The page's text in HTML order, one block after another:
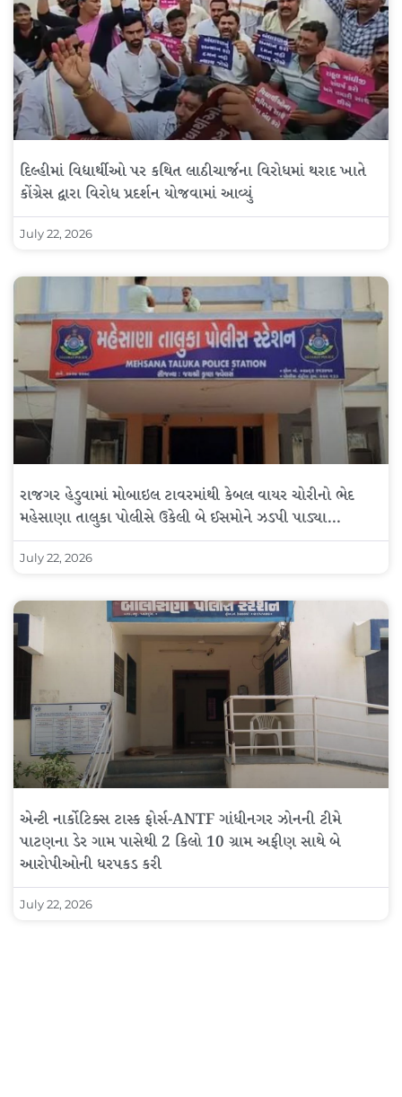
દિલ્હીમાં વિદ્યાર્થીઓ પર કથિત લાઠીચાર્જના વિરોધમાં થરાદ ખાતે
કોંગ્રેસ દ્વારા વિરોધ પ્રદર્શન યોજવામાં આવ્યું
July 22, 2026
રાજગર હેડુવામાં મોબાઇલ ટાવરમાંથી કેબલ વાયર ચોરીનો ભેદ
મહેસાણા તાલુકા પોલીસે ઉકેલી બે ઈસમોને ઝડપી પાડ્યા…
July 22, 2026
એન્ટી નાર્કોટિક્સ ટાસ્ક ફોર્સ-ANTF ગાંધીનગર ઝોનની ટીમે
પાટણના ડેર ગામ પાસેથી 2 કિલો 10 ગ્રામ અફીણ સાથે બે
આરોપીઓની ધરપકડ કરી
July 22, 2026